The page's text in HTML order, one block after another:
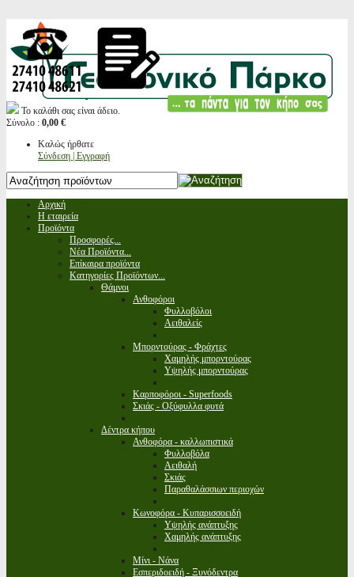
Το καλάθι σας είναι άδειο.
Σύνολο : 0,00 €
Καλώς ήρθατε
Σύνδεση | Εγγραφή
Αρχική
Η εταιρεία
Προϊόντα
Προσφορές...
Νέα Προϊόντα...
Επίκαιρα προϊόντα
Κατηγορίες Προϊόντων...
Θάμνοι
Ανθοφόροι
Φυλλοβόλοι
Αειθαλείς
Μπορντούρας - Φράχτες
Χαμηλής μπορντούρας
Υψηλής μπορντούρας
Καρποφόροι - Superfoods
Σκιάς - Οξύφυλλα φυτά
Δέντρα κήπου
Ανθοφόρα - καλλωπιστικά
Φυλλοβόλα
Αειθαλή
Σκιάς
Παραθαλάσσιων περιοχών
Κωνοφόρα - Κυπαρισσοειδή
Υψηλής ανάπτυξης
Χαμηλής ανάπτυξης
Μίνι - Νάνα
Εσπεριδοειδή - Ξυνόδεντρα